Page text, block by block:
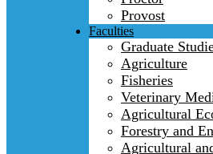
Provost
Faculties
Graduate
Agriculture
Fisheries
Veterinary
Agricultural
Forestry and
Agricultural